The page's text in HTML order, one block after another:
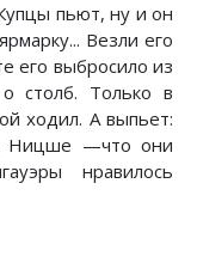
пьют, ну и он
Везли его
его выбросило из
столб. Только в
ходил. А выпьет:
Ницше —что они
нравилось